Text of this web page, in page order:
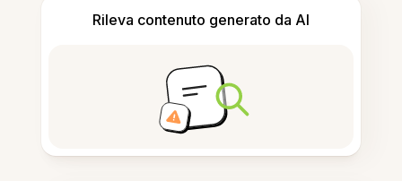
Rileva contenuto generato da AI